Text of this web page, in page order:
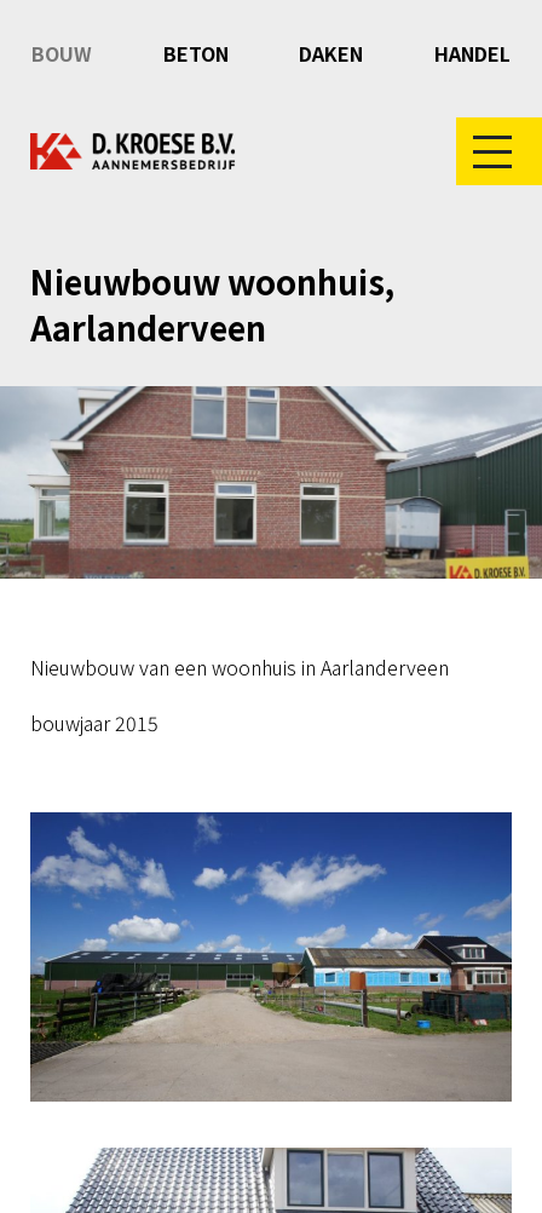
BOUW BETON DAKEN HANDEL
Nieuwbouw woonhuis,
Aarlanderveen
Nieuwbouw van een woonhuis in Aarlanderveen
bouwjaar 2015